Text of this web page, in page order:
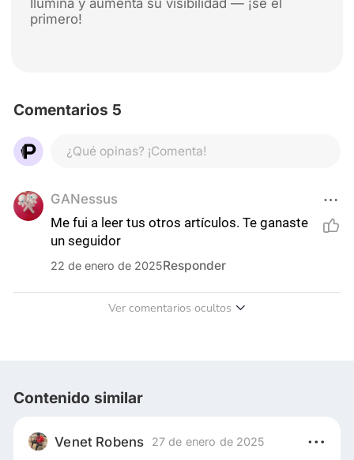
Ilumina y aumenta su visibilidad — ¡sé el
primero!
Comentarios 5
¿Qué opinas? ¡Comenta!
GANessus
Me fui a leer tus otros artículos. Te ganaste
un seguidor
22 de enero de 2025Responder
Ver comentarios ocultos
Contenido similar
Venet Robens 27 de enero de 2025